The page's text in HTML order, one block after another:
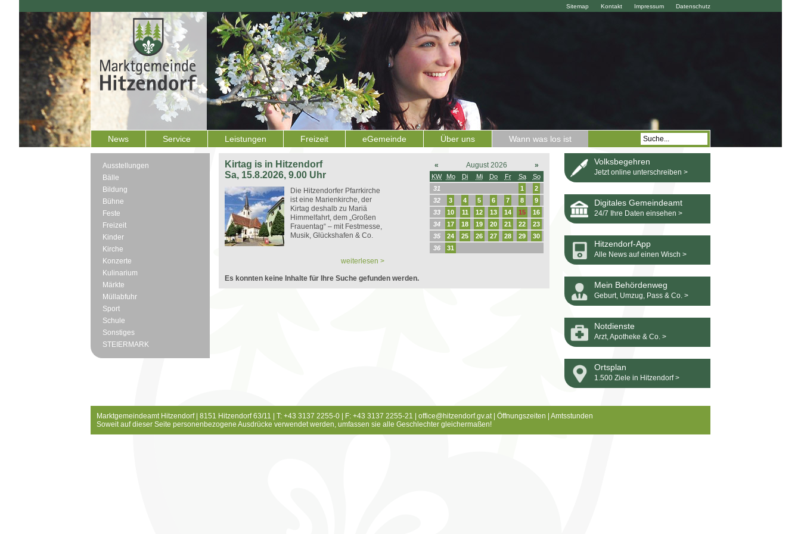
Datenschutz
Impressum
Kontakt
Sitemap
News Service Leistungen Freizeit eGemeinde Über uns Wann was los ist
Ausstellungen
Bälle
Bildung
Bühne
Feste
Freizeit
Kinder
Kirche
Konzerte
Kulinarium
Märkte
Müllabfuhr
Sport
Schule
Sonstiges
STEIERMARK
Kirtag is in Hitzendorf
Sa, 15.8.2026, 9.00 Uhr
Die Hitzendorfer Pfarrkirche
ist eine Marienkirche, der
Kirtag deshalb zu Mariä
Himmelfahrt, dem „Großen
Frauentag“ – mit Festmesse,
Musik, Glückshafen & Co.
weiterlesen >
« August 2026 »
KW Mo Di Mi Do Fr Sa
So
31
1
2
32
3 4 5 6 7 8
9
33
10 11 12 13 14 15
16
34
17 18 19 20 21 22
23
35
24 25 26 27 28 29
30
36
31
Es konnten keine Inhalte für Ihre Suche gefunden werden.
Volksbegehren
Jetzt online unterschreiben >
Digitales Gemeindeamt
24/7 Ihre Daten einsehen >
Hitzendorf-App
Alle News auf einen Wisch >
Mein Behördenweg
Geburt, Umzug, Pass & Co. >
Notdienste
Arzt, Apotheke & Co. >
Ortsplan
1.500 Ziele in Hitzendorf >
Marktgemeindeamt Hitzendorf | 8151 Hitzendorf 63/11 | T: +43 3137 2255-0 | F: +43 3137 2255-21 | office@hitzendorf.gv.at| Öffnungszeiten
Amtsstunden
Soweit auf dieser Seite personenbezogene Ausdrücke verwendet werden, umfassen sie alle Geschlechter gleichermaßen!